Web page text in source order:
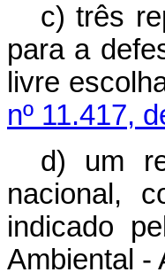
c) três
para a
livre
nº 11.417,
d) um
nacional,
indicado
Ambiental